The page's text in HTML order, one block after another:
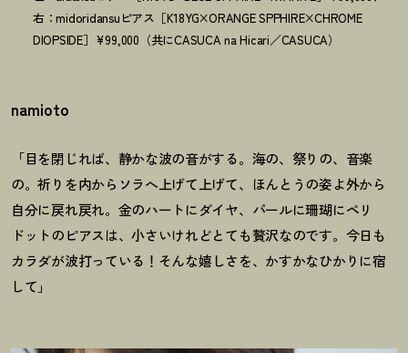
右：midoridansuピアス［K18YG×ORANGE SPPHIRE×CHROME
DIOPSIDE］¥99,000（共にCASUCA na Hicari／CASUCA）
namioto
「目を閉じれば、静かな波の音がする。海の、祭りの、音楽
の。祈りを内からソラへ上げて上げて、ほんとうの姿よ外から
自分に戻れ戻れ。金のハートにダイヤ、パールに珊瑚にペリ
ドットのピアスは、小さいけれどとても贅沢なのです。今日も
カラダが波打っている ！ そんな嬉しさを、かすかなひかりに宿
して」